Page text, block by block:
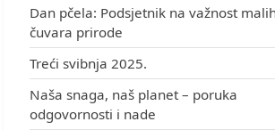
Dan pčela: Podsjetnik na važnost
čuvara prirode
Treći svibnja 2025.
Naša snaga, naš planet – poruka
odgovornosti i nade